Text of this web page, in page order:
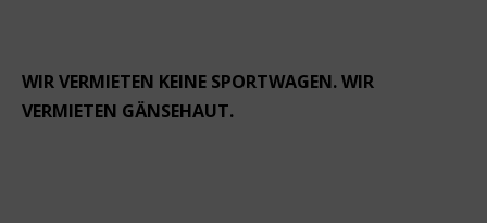
WIR VERMIETEN KEINE SPORTWAGEN. WIR
VERMIETEN GÄNSEHAUT.